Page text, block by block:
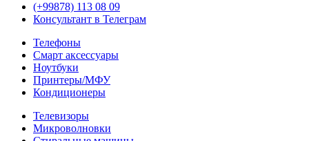
(+99878) 113 08 09
Консультант в Телеграм
Телефоны
Смарт аксессуары
Ноутбуки
Принтеры/МФУ
Кондиционеры
Телевизоры
Микроволновки